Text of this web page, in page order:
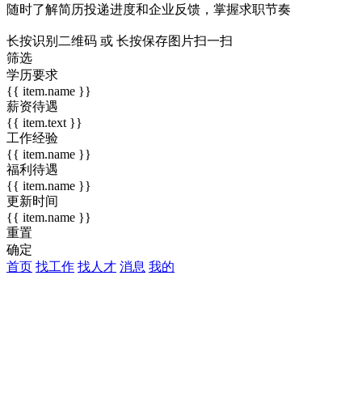
随时了解简历投递进度和企业反馈，掌握求职节奏
长按识别二维码 或 长按保存图片扫一扫
筛选
学历要求
{{ item.name }}
薪资待遇
{{ item.text }}
工作经验
{{ item.name }}
福利待遇
{{ item.name }}
更新时间
{{ item.name }}
重置
确定
首页 找工作 找人才 消息 我的